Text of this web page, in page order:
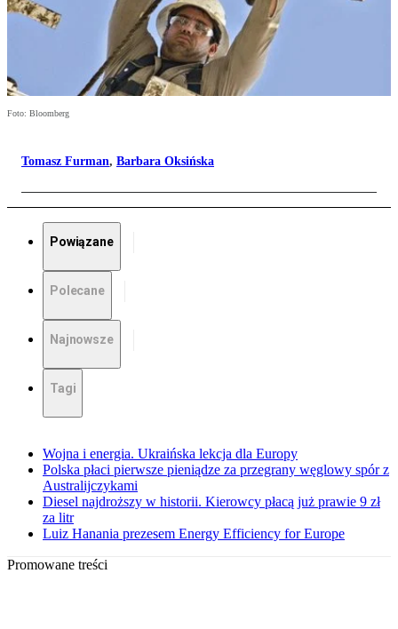
Foto: Bloomberg
Tomasz Furman, Barbara Oksińska
Powiązane
Polecane
Najnowsze
Tagi
Wojna i energia. Ukraińska lekcja dla Europy
Polska płaci pierwsze pieniądze za przegrany węglowy spór z
Australijczykami
Diesel najdroższy w historii. Kierowcy płacą już prawie 9 zł
za litr
Luiz Hanania prezesem Energy Efficiency for Europe
Promowane treści